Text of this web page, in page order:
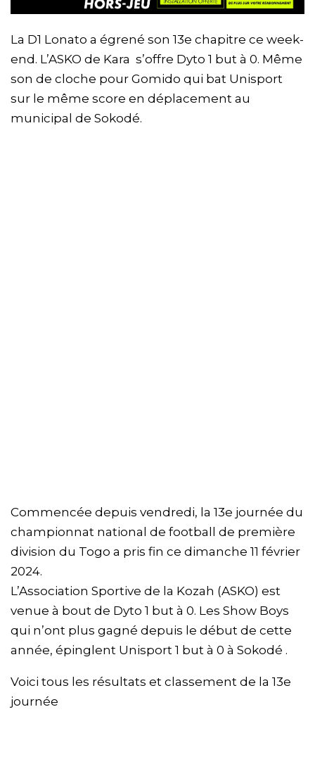
La D1 Lonato a égrené son 13e chapitre ce week-
end. L’ASKO de Kara s’offre Dyto 1 but à 0. Même
son de cloche pour Gomido qui bat Unisport
sur le même score en déplacement au
municipal de Sokodé.
Commencée depuis vendredi, la 13e journée du
championnat national de football de première
division du Togo a pris fin ce dimanche 11 février
2024.
L’Association Sportive de la Kozah (ASKO) est
venue à bout de Dyto 1 but à 0. Les Show Boys
qui n’ont plus gagné depuis le début de cette
année, épinglent Unisport 1 but à 0 à Sokodé .
Voici tous les résultats et classement de la 13e
journée